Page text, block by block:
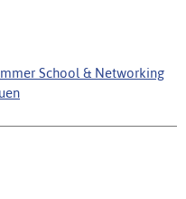
School & Networking